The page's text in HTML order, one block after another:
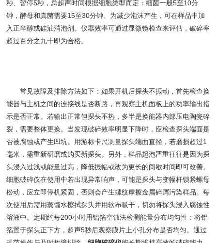
秒、暂停5秒，总超声时间根据细胞类型而定：细菌一般5至10分
钟，酵母和真菌需要15至30分钟。为减少泡沫产生，可在样品中加
入正辛醇或硅油消泡剂。仪器效率可通过显微镜检查来评估，破碎率
超过百分之九十即为合格。
常见故障及排除方法如下：如果开机后探头不振动，首先检查换
能器与主机之间的连接线是否断路，再观察主机面板上的功率输出指
示是否正常。若输出正常但探头不热，多半是换能器内部压电陶瓷碎
裂，需要整体更换。当发现破碎效率明显下降时，应检查探头端面是
否被腐蚀或产生凹坑。用游标卡尺测量探头端面直径，若磨损超过1
毫米，需重新研磨或购买新探头。另外，样品起泡严重往往是因为探
头浸入过浅或能量过高，降低振幅或改为更长的间歇时间即可改善。
细胞破碎仪在使用中若出现异常响声，可能是探头与变幅杆锁紧螺母
松动，应立即停机紧固，否则会产生螺纹摩擦金属碎屑污染样品。每
次使用后需用蒸馏水擦拭探头并用软布吸干，切勿将探头浸入腐蚀性
溶液中。定期约每200小时用铝箔空蚀法检测能量分布均匀性：将铝
箔置于探头正下方，超声5秒后观察膜片上小孔分布是否均匀。通过